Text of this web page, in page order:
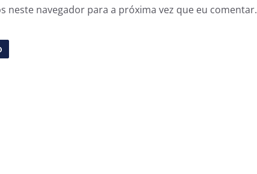
neste navegador para a próxima vez que eu comentar.